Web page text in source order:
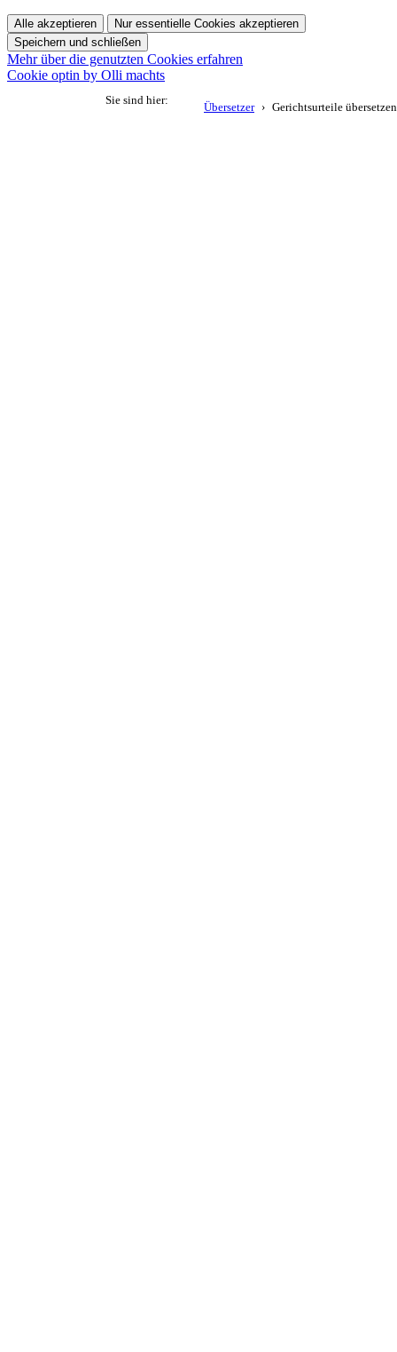
Sie sind hier:
Übersetzer Gerichtsurteile übersetzen
Alle akzeptieren
Nur essentielle Cookies akzeptieren
Speichern und schließen
Mehr über die genutzten Cookies erfahren
Cookie optin by Olli machts